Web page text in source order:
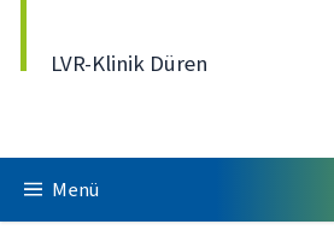
LVR-Klinik Düren
Menü